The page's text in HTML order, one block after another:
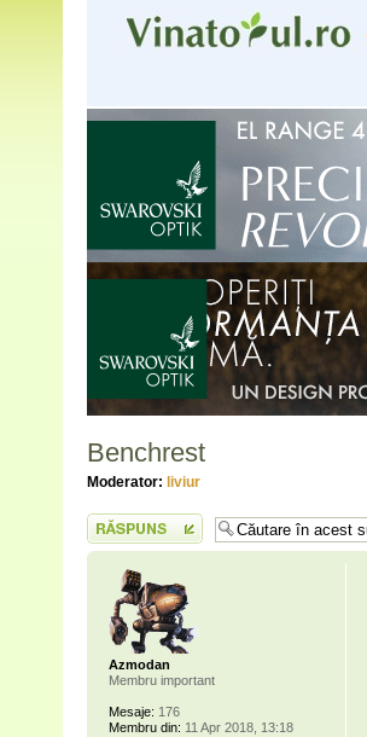
Benchrest
Moderator: liviur
Scrie un răspuns
Azmodan
Membru important
Mesaje: 176
Membru din: 11 Apr 2018, 13:18